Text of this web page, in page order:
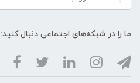
ما را در شبکه‌های اجتماعی دنبال کنید: